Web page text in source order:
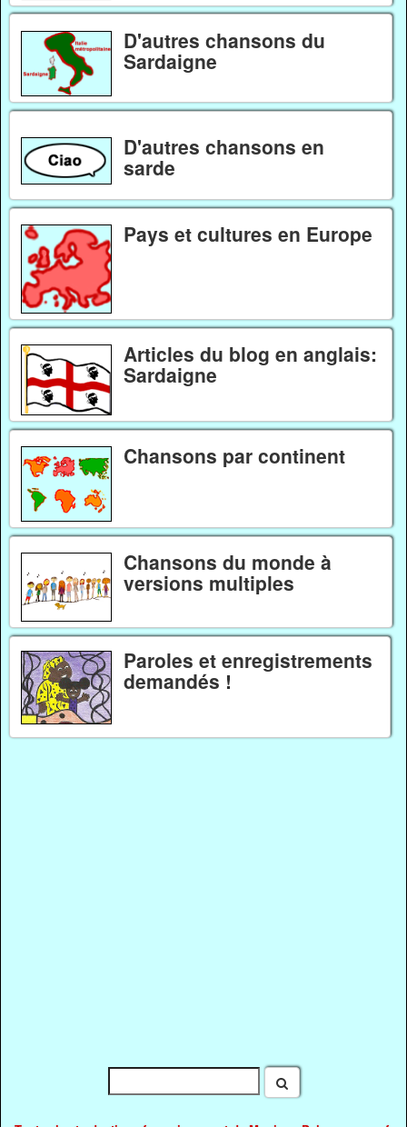
D'autres chansons du
Sardaigne
D'autres chansons en
sarde
Pays et cultures en Europe
Articles du blog en anglais:
Sardaigne
Chansons par continent
Chansons du monde à
versions multiples
Paroles et enregistrements
demandés !